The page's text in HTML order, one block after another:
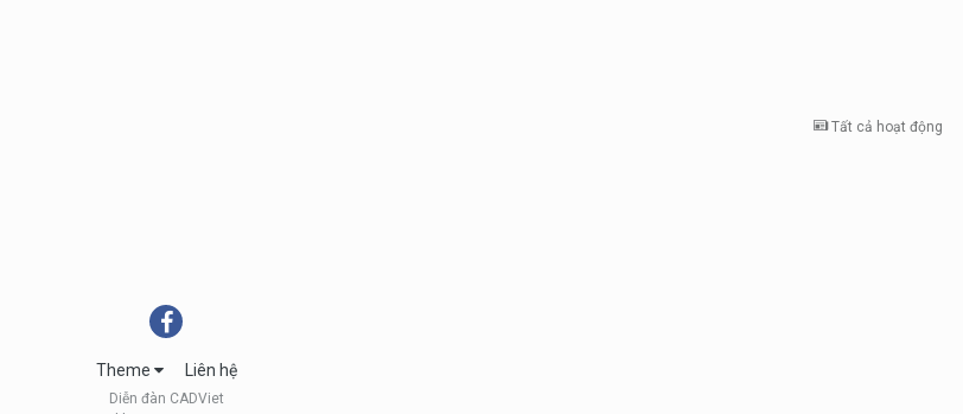
Tất cả hoạt động
Theme Liên hệ
Diễn đàn CADViet